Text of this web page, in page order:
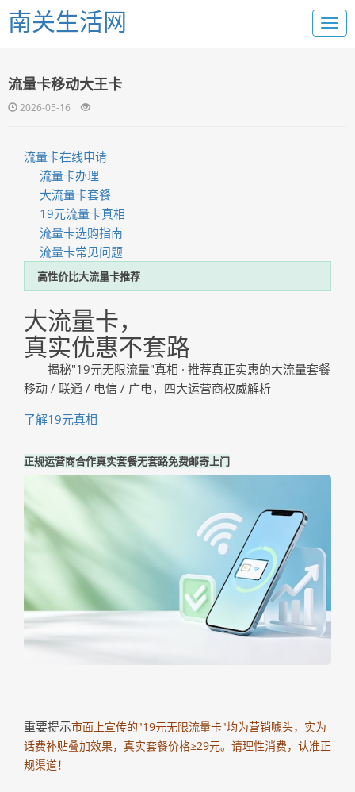
南关生活网
流量卡移动大王卡
2026-05-16
流量卡在线申请
流量卡办理
大流量卡套餐
19元流量卡真相
流量卡选购指南
流量卡常见问题
高性价比大流量卡推荐
大流量卡，
真实优惠不套路
揭秘"19元无限流量"真相 · 推荐真正实惠的大流量套餐
移动 / 联通 / 电信 / 广电，四大运营商权威解析
了解19元真相
正规运营商合作真实套餐无套路免费邮寄上门
重要提示市面上宣传的"19元无限流量卡"均为营销噱头，实为
话费补贴叠加效果，真实套餐价格≥29元。请理性消费，认准正
规渠道！